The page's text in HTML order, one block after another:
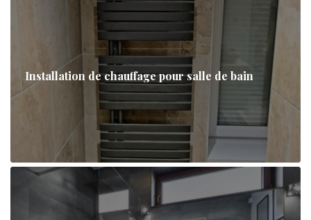
Installation de chauffage pour salle de bain